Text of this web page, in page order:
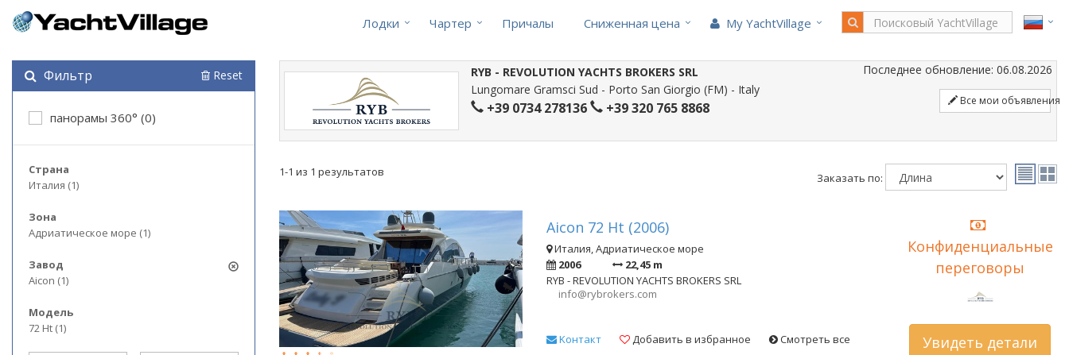
Лодки Чартер Причалы Cниженная цена My YachtVillage
Фильтр Reset
панорамы 360° (0)
Страна
Италия (1)
Зона
Адриатическое море (1)
Завод
Aicon (1)
Модель
72 Ht (1)
RYB - REVOLUTION YACHTS BROKERS SRL
Lungomare Gramsci Sud - Porto San Giorgio (FM) - Italy
+39 0734 278136 +39 320 765 8868 Все мои объявления
Последнее обновление: 06.08.2026
1-1 из 1 результатов Заказать по:
Aicon 72 Ht (2006)
Конфиденциальные
переговоры
Италия, Адриатическое море
2006
22,45 m
RYB - REVOLUTION YACHTS BROKERS SRL
info@rybrokers.com
Kонтакт Добавить в избранное
Смотреть все
Увидеть детали